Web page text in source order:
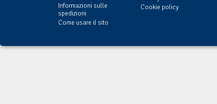
Informazioni sulle
spedizioni
Come usare il sito
Cookie policy